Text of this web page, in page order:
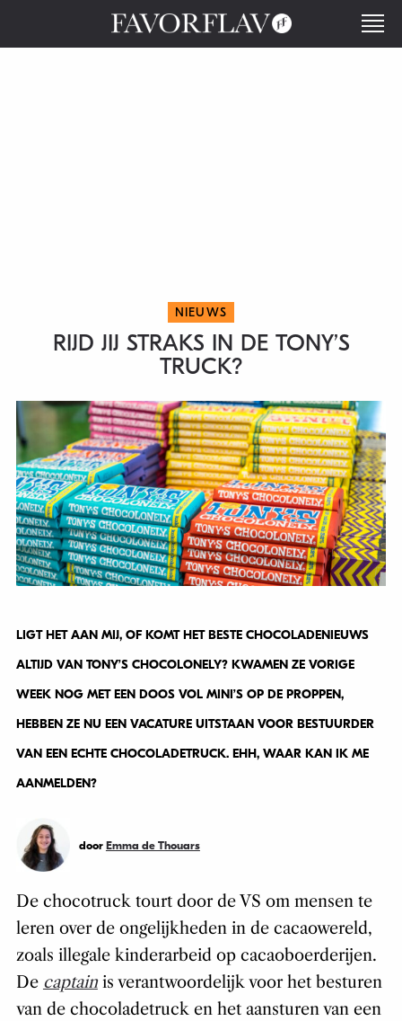
NIEUWS
RIJD JIJ STRAKS IN DE TONY’S
TRUCK?
LIGT HET AAN MIJ, OF KOMT HET BESTE CHOCOLADENIEUWS
ALTIJD VAN TONY’S CHOCOLONELY? KWAMEN ZE VORIGE
WEEK NOG MET EEN DOOS VOL MINI’S OP DE PROPPEN,
HEBBEN ZE NU EEN VACATURE UITSTAAN VOOR BESTUURDER
VAN EEN ECHTE CHOCOLADETRUCK. EHH, WAAR KAN IK ME
AANMELDEN?
door Emma de Thouars
De chocotruck tourt door de VS om mensen te
leren over de ongelijkheden in de cacaowereld,
zoals illegale kinderarbeid op cacaoboerderijen.
De captainis verantwoordelijk voor het besturen
van de chocoladetruck en het aansturen van een